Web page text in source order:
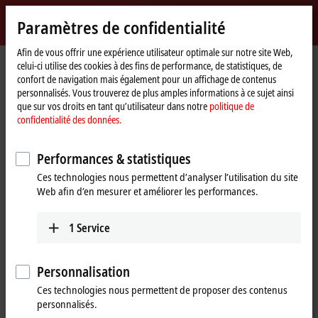
Beckhoff
-
New
Automation
Technology
myBeckhoff
Page
d'accueil
Entreprise
Nouveautés
Beckhoff Live + Interactive compact, May 30, 2022
Si vous cliquez sur « Accepter », nous affichons la vidéo et
adaptons les paramètres de confidentialité tout en chargeant des
contenus tiers à partir de Vimeo. Veuillez vous référer ici à notre
politique de confidentialité des données.
May 30, 2022
Paramètres de confidentialité
Afin de vous offrir une expérience utilisateur optimale sur notre site Web,
celui-ci utilise des cookies à des fins de performance, de statistiques, de
confort de navigation mais également pour un affichage de contenus
personnalisés. Vous trouverez de plus amples informations à ce sujet ainsi
que sur vos droits en tant qu’utilisateur dans notre politique de
confidentialité des données.
Performances & statistiques
Ces technologies nous permettent d’analyser l’utilisation du site
Web afin d’en mesurer et améliorer les performances.
1 Service
Personnalisation
Ces technologies nous permettent de proposer des contenus
personnalisés.